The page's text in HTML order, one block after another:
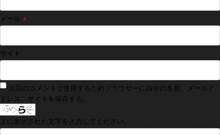
メール※
サイト
次回のコメントで使用するためブラウザーに自分の名前、メールア
ドレス、サイトを保存する。
上に表示された文字を入力してください。